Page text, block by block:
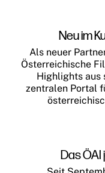
Neu im
Als neuer
Österreichische
Highlights aus
zentralen Portal
Das ÖAI